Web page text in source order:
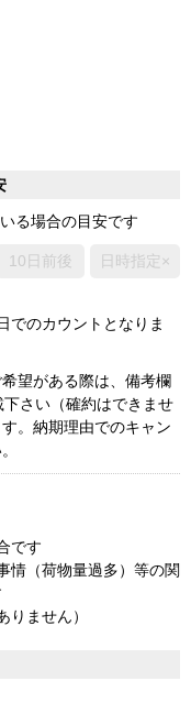
る場合の目安です
10日前後 日時指定×
でのカウントとなりま
望がある際は、備考欄
さい（確約はできませ
。納期理由でのキャン
です
情（荷物量過多）等の関
ません）